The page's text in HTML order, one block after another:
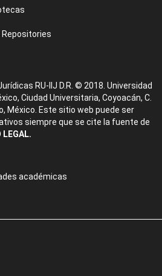
RU-IIJ D.R. © 2018. Universidad
Ciudad Universitaria, Coyoacán, C.
México. Este sitio web puede ser
siempre que se cite la fuente de
LEGAL.
académicas